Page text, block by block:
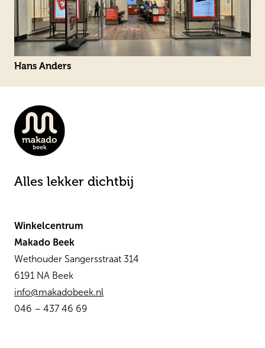
Hans Anders
Alles lekker dichtbij
Winkelcentrum
Makado Beek
Wethouder Sangersstraat 314
6191 NA Beek
info@makadobeek.nl
046 – 437 46 69